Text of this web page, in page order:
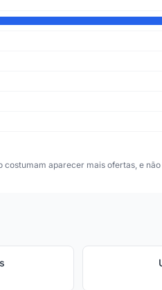
aparecer mais ofertas, e